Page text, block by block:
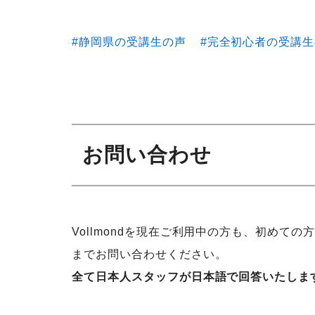
静岡県の受講生の声 完全初心者の受講
お問い合わせ
Vollmondを現在ご利用中の方も、初めての
までお問い合わせください。
全て日本人スタッフが日本語で回答いたしま